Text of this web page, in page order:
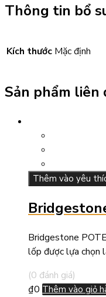
Thông tin bổ
Kích thước Mặc định
Sản phẩm liên
Thêm vào yêu
Bridgestone
lốp được lựa chọn
(0 đánh giá)
₫0 Thêm vào giỏ